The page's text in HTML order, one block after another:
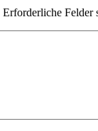
Erforderliche Felder